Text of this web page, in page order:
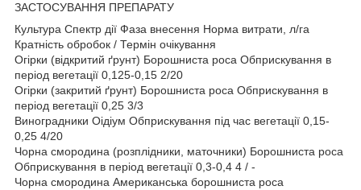
ЗАСТОСУВАННЯ ПРЕПАРАТУ
Культура Спектр дії Фаза внесення Норма витрати, л/га
Кратність обробок / Термін очікування
Огірки (відкритий ґрунт) Борошниста роса Обприскування в
період вегетації 0,125-0,15 2/20
Огірки (закритий ґрунт) Борошниста роса Обприскування в
період вегетації 0,25 3/3
Виноградники Оідіум Обприскування під час вегетації 0,15-
0,25 4/20
Чорна смородина (розплідники, маточники) Борошниста роса
Обприскування в період вегетації 0,3-0,4 4 / -
Чорна смородина Американська борошниста роса